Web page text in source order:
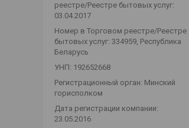
реестре/Реестре бытовых услуг:
03.04.2017
Номер в Торговом реестре/Реестре
бытовых услуг: 334959, Республика
Беларусь
УНП: 192652668
Регистрационный орган: Минский
горисполком
Дата регистрации компании:
23.05.2016